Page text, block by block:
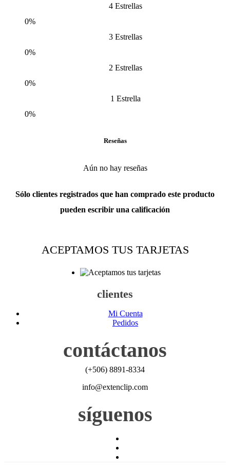
4 Estrellas
0%
3 Estrellas
0%
2 Estrellas
0%
1 Estrella
0%
Reseñas
Aún no hay reseñas
Sólo clientes registrados que han comprado este producto
pueden escribir una calificación
ACEPTAMOS TUS TARJETAS
clientes
Mi Cuenta
Pedidos
contáctanos
(+506) 8891-8334
info@extenclip.com
síguenos